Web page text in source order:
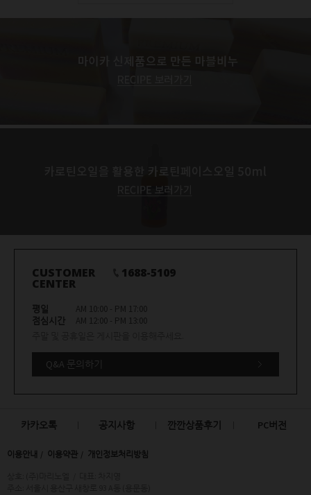
CUSTOMER
CENTER
1688-5109
평일
AM 10:00 - PM 17:00
점심시간
AM 12:00 - PM 13:00
Q&A 문의하기
카카오톡 공지사항 깐깐상품후기 PC버전
이용안내 이용약관 개인정보처리방침